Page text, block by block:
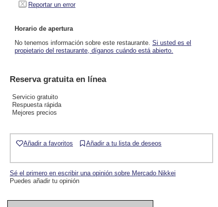
Reportar un error
Horario de apertura
No tenemos información sobre este restaurante. Si usted es el
propietario del restaurante, díganos cuándo está abierto.
Reserva gratuita en línea
Servicio gratuito
Respuesta rápida
Mejores precios
Añadir a favoritos Añadir a tu lista de deseos
Sé el primero en escribir una opinión sobre Mercado Nikkei
Puedes añadir tu opinión